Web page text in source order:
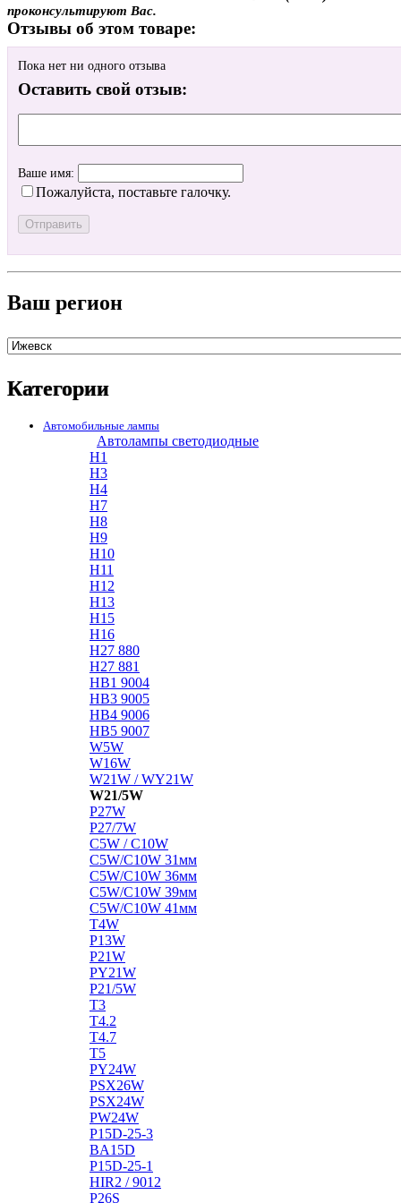
проконсультируют Вас.
Отзывы об этом товаре:
Пока нет ни одного отзыва
Оставить свой отзыв:
Ваше имя:
Пожалуйста, поставьте галочку.
Ваш регион
Категории
Автомобильные лампы
Автолампы светодиодные
H1
H3
H4
H7
H8
H9
H10
H11
H12
H13
H15
H16
H27 880
H27 881
HB1 9004
HB3 9005
HB4 9006
HB5 9007
W5W
W16W
W21W / WY21W
W21/5W
P27W
P27/7W
C5W / C10W
C5W/C10W 31мм
C5W/C10W 36мм
C5W/C10W 39мм
C5W/C10W 41мм
T4W
P13W
P21W
PY21W
P21/5W
T3
T4.2
T4.7
T5
PY24W
PSX26W
PSX24W
PW24W
P15D-25-3
BA15D
P15D-25-1
HIR2 / 9012
P26S